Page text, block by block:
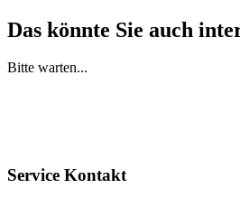
Das könnte Sie auch
Bitte warten...
Service Kontakt